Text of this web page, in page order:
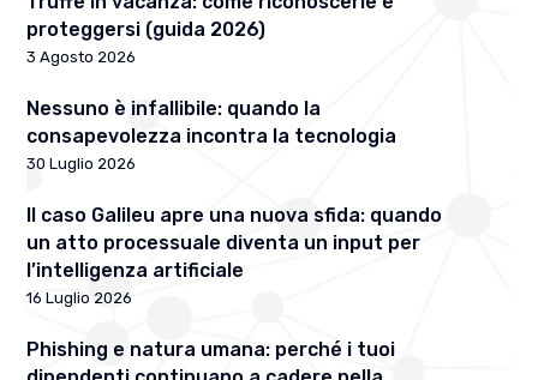
proteggersi (guida 2026)
3 Agosto 2026
Nessuno è infallibile: quando la
consapevolezza incontra la tecnologia
30 Luglio 2026
Il caso Galileu apre una nuova sfida: quando
un atto processuale diventa un input per
l’intelligenza artificiale
16 Luglio 2026
Phishing e natura umana: perché i tuoi